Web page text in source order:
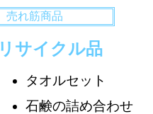
売れ筋商品
リサイクル品
タオルセット
石鹸の詰め合わせ